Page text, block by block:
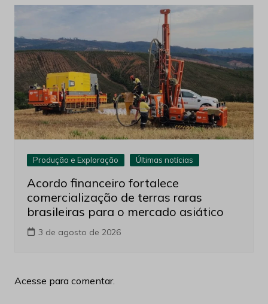
Produção e Exploração Últimas notícias
Acordo financeiro fortalece
comercialização de terras raras
brasileiras para o mercado asiático
3 de agosto de 2026
Acesse para comentar.